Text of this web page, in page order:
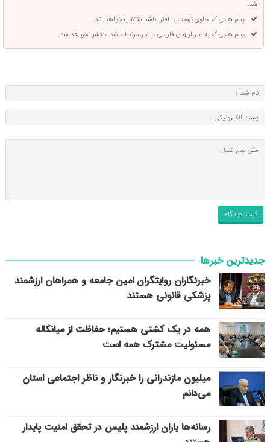
شد.
پیام هایی که حاوی تهمت یا افترا باشد منتشر نخواهد شد.
پیام هایی که به غیر از زبان فارسی یا غیر مرتبط باشد منتشر نخواهد شد.
جدیدترین خبرها
خبرنگاران روایتگران امین جامعه و همراهان ارزشمند
پزشکی قانونی هستند
همه در یک کشتی هستیم؛ حفاظت از میانکاله
مسئولیت مشترک همه است
میلیون مازندرانی را خبرنگار و ناظر اجتماعی استان
می‌دانم
رسانه‌ها یاران ارزشمند پلیس در تحقق امنیت پایدار